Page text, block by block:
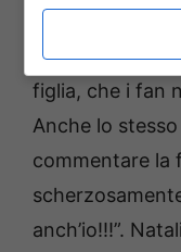
, il
è
figlia, che i fan
Anche lo
commentare la
anch’io!!!”.